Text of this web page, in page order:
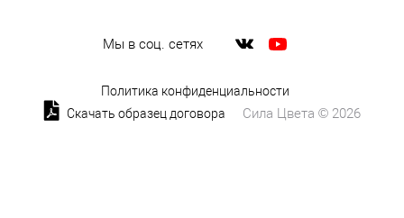
Мы в соц. сетях
Политика конфиденциальности
Скачать образец договора
Сила Цвета © 2026